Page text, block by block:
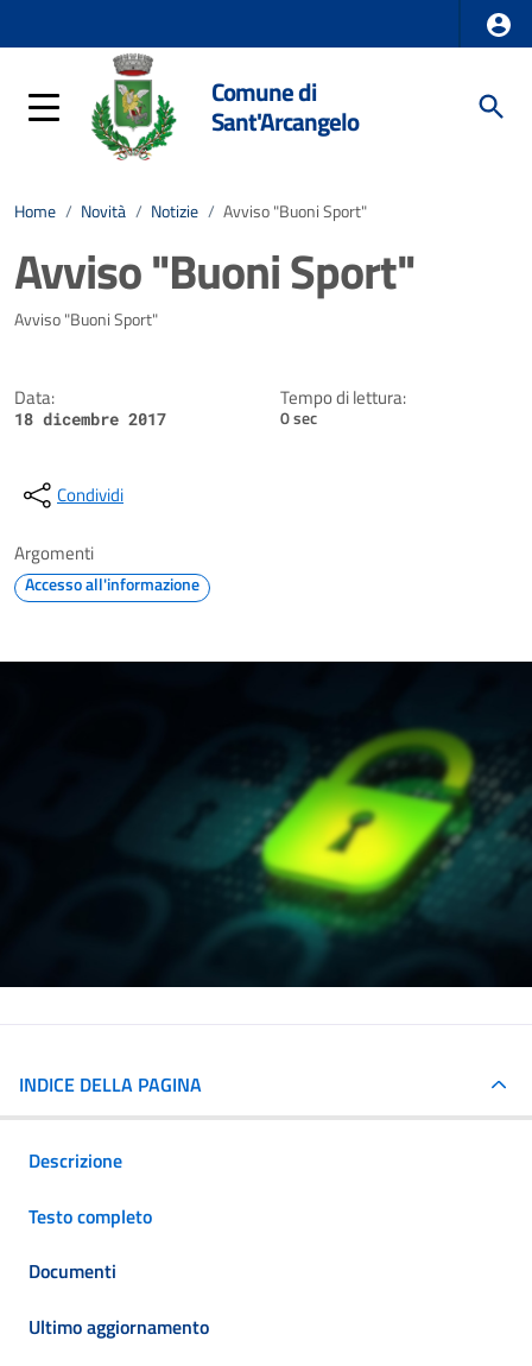
Comune di
Sant'Arcangelo
Home / Novità / Notizie / Avviso "Buoni Sport"
Avviso "Buoni Sport"
Dettagli della notizia
Avviso "Buoni Sport"
Data:
18 dicembre 2017
Tempo di lettura:
0 sec
Condividi
Argomenti
Accesso all'informazione
INDICE DELLA PAGINA
Descrizione
Testo completo
Documenti
Ultimo aggiornamento